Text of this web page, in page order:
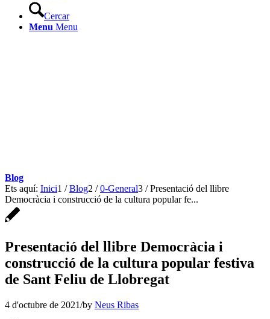
Cercar
Menu Menu
Blog
Ets aquí: Inici1 / Blog2 / 0-General3 / Presentació del llibre
Democràcia i construcció de la cultura popular fe...
Presentació del llibre Democràcia i
construcció de la cultura popular festiva
de Sant Feliu de Llobregat
4 d'octubre de 2021/by Neus Ribas